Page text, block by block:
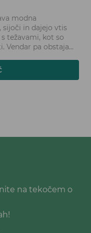
modna
sijoči in dajejo vtis
težavami, kot so
Vendar pa obstaja
na tekočem o